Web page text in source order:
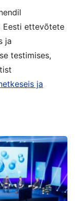
Eesti ettevõtete
ja
testimises,
ja